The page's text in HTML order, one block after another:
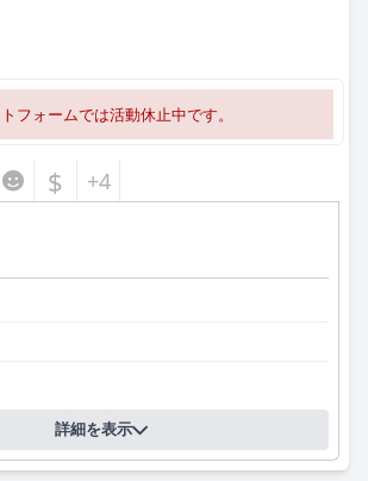
フォームでは活動休止中です。
$ +4
詳細を表示